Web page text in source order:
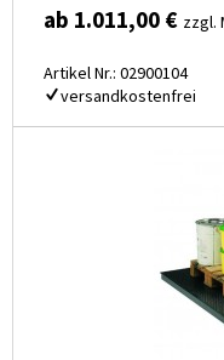
ab 1.011,00 € zzgl.
Artikel Nr.: 02900104
versandkostenfrei